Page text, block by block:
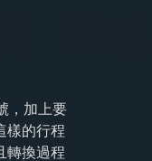
，加上要
樣的行程
轉換過程